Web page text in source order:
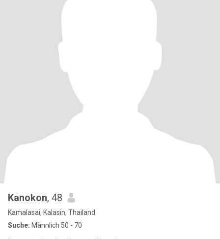
Kanokon, 48
Kamalasai, Kalasin, Thailand
Suche: Männlich 50 - 70